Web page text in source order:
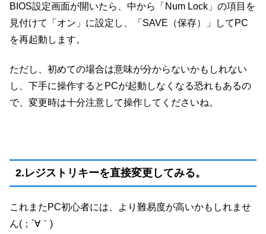
BIOS設定画面が開いたら、中から「Num Lock」の項目を
見付けて「オン」に設定し、「SAVE（保存）」してPC
を再起動します。
ただし、初めての場合は意味が分からないかもしれない
し、下手に操作するとPCが起動しなくなる恐れもあるの
で、変更時は十分注意して操作してくださいね。
2.レジストリキーを直接変更してみる。
これまたPC初心者には、より難易度が高いかもしれませ
ん(；´∀｀)